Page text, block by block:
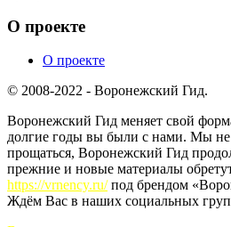
О проекте
О проекте
© 2008-2022 - Воронежский Гид.
Воронежский Гид меняет свой
долгие годы вы были с нами. Мы
прощаться, Воронежский Гид
прежние и новые материалы
https://vrnency.ru/под брендом
Ждём Вас в наших социальных